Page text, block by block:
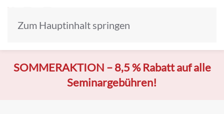
Zum Hauptinhalt springen
SOMMERAKTION –8,5 % Rabatt auf alle
Seminargebühren!